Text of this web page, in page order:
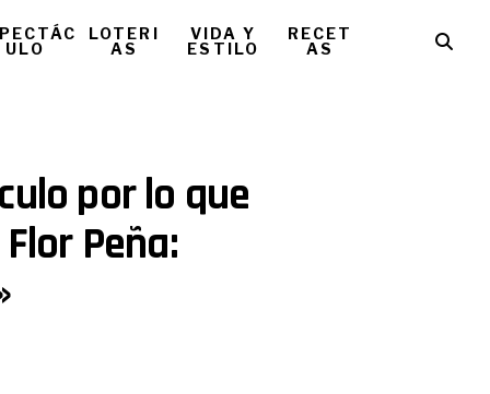
ULO
LOTERI
AS
VIDA Y
ESTILO
RECET
AS
por lo que
Peña: